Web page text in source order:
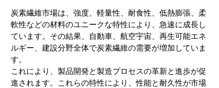
炭素繊維市場は、強度、軽量性、耐食性、低熱膨張、柔
軟性などの材料のユニークな特性により、急速に成長し
ています。その結果、自動車、航空宇宙、再生可能エネ
ルギー、建設分野全体で炭素繊維の需要が増加していま
す。
これにより、製品開発と製造プロセスの革新と進歩が促
進されます。これらの特性により、性能と耐久性が市場